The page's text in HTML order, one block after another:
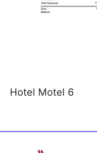
Hotel Motel 6